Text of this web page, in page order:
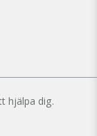
hjälpa dig.